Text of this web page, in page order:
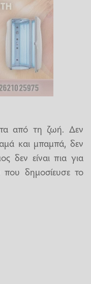
από τη ζωή. Δεν
και μπαμπά, δεν
δεν είναι πια για
που δημοσίευσε το